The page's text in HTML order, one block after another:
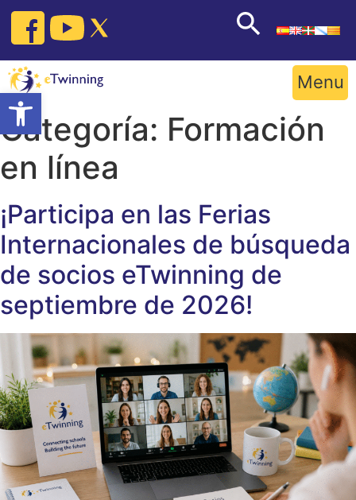
Open toolbar
Skip
content
Menu
Categoría: Formación
en línea
¡Participa en las Ferias
Internacionales de búsqueda
de socios eTwinning de
septiembre de 2026!